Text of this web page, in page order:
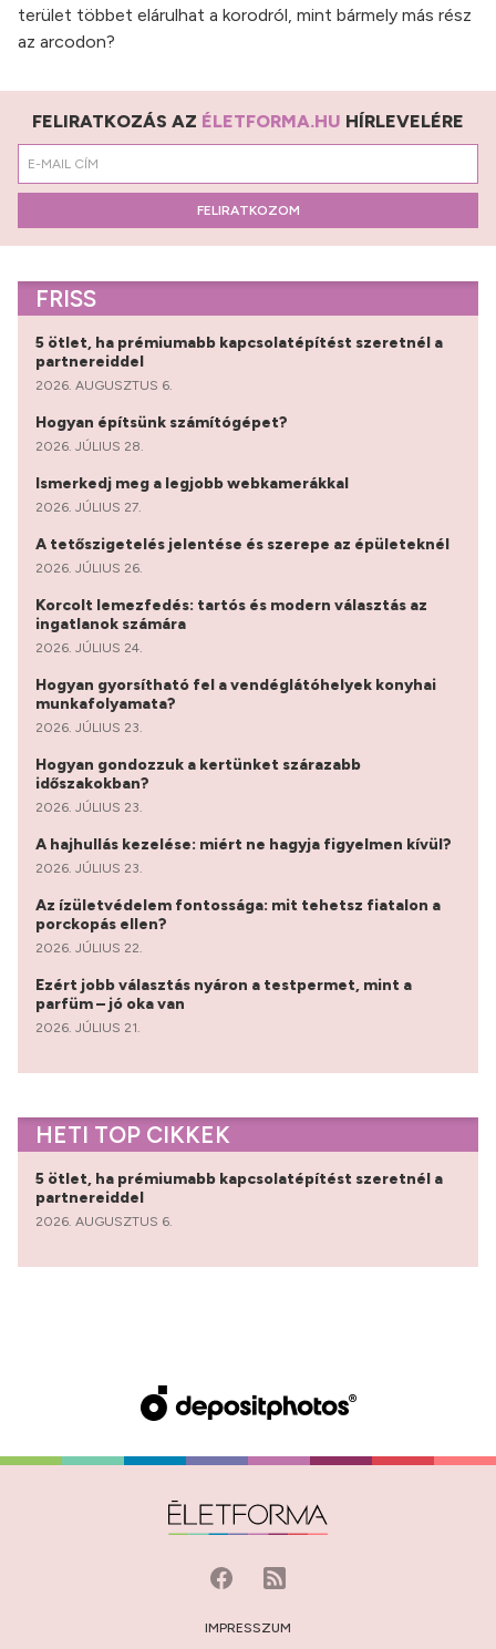
terület többet elárulhat a korodról, mint bármely más rész
az arcodon?
FELIRATKOZÁS AZ ÉLETFORMA.HU HÍRLEVELÉRE
FELIRATKOZOM
FRISS
5 ötlet, ha prémiumabb kapcsolatépítést szeretnél a
partnereiddel
2026. AUGUSZTUS 6.
Hogyan építsünk számítógépet?
2026. JÚLIUS 28.
Ismerkedj meg a legjobb webkamerákkal
2026. JÚLIUS 27.
A tetőszigetelés jelentése és szerepe az épületeknél
2026. JÚLIUS 26.
Korcolt lemezfedés: tartós és modern választás az
ingatlanok számára
2026. JÚLIUS 24.
Hogyan gyorsítható fel a vendéglátóhelyek konyhai
munkafolyamata?
2026. JÚLIUS 23.
Hogyan gondozzuk a kertünket szárazabb
időszakokban?
2026. JÚLIUS 23.
A hajhullás kezelése: miért ne hagyja figyelmen kívül?
2026. JÚLIUS 23.
Az ízületvédelem fontossága: mit tehetsz fiatalon a
porckopás ellen?
2026. JÚLIUS 22.
Ezért jobb választás nyáron a testpermet, mint a
parfüm – jó oka van
2026. JÚLIUS 21.
HETI TOP CIKKEK
5 ötlet, ha prémiumabb kapcsolatépítést szeretnél a
partnereiddel
2026. AUGUSZTUS 6.
IMPRESSZUM